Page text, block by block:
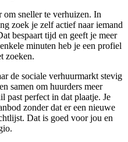
sneller te verhuizen. In
zoek je zelf actief naar iemand
bespaart tijd en geeft je meer
minuten heb je een profiel
zoeken.
de sociale verhuurmarkt stevig
samen om huurders meer
past perfect in dat plaatje. Je
zonder dat er een nieuwe
Dat is goed voor jou en